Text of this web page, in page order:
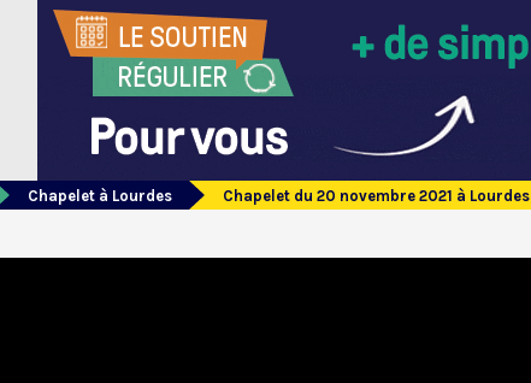
Chapelet à Lourdes Chapelet du 20 novembre 2021 à Lourdes